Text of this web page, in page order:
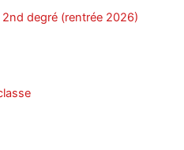
degré (rentrée 2026)